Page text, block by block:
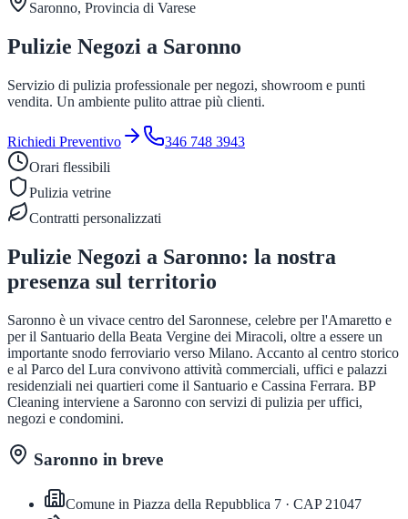
Saronno, Provincia di Varese
Pulizie Negozi a Saronno
Servizio di pulizia professionale per negozi, showroom e punti
vendita. Un ambiente pulito attrae più clienti.
Richiedi Preventivo
346 748 3943
Orari flessibili
Pulizia vetrine
Contratti personalizzati
Pulizie Negozi a Saronno: la nostra
presenza sul territorio
Saronno è un vivace centro del Saronnese, celebre per l'Amaretto e
per il Santuario della Beata Vergine dei Miracoli, oltre a essere un
importante snodo ferroviario verso Milano. Accanto al centro storico
e al Parco del Lura convivono attività commerciali, uffici e palazzi
residenziali nei quartieri come il Santuario e Cassina Ferrara. BP
Cleaning interviene a Saronno con servizi di pulizia per uffici,
negozi e condomini.
Saronno in breve
Comune in Piazza della Repubblica 7 · CAP 21047